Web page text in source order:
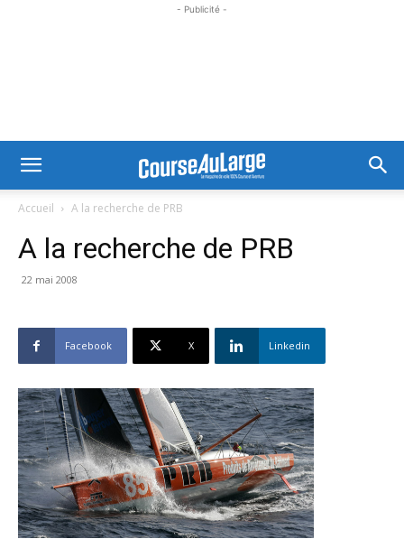
- Publicité -
Accueil A la recherche de PRB
A la recherche de PRB
22 mai 2008
Facebook X Linkedin